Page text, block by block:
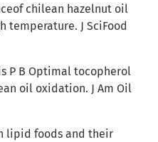
chilean hazelnut oil
temperature. J SciFood
P B Optimal tocopherol
oil oxidation. J Am Oil
lipid foods and their